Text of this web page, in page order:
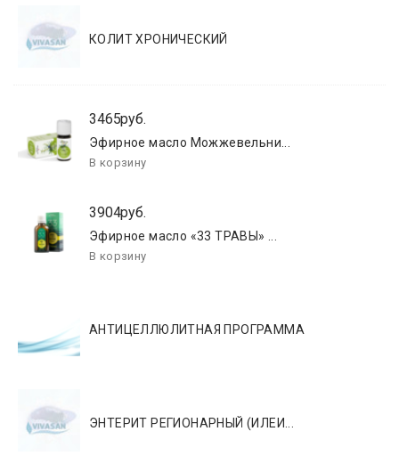
КОЛИТ ХРОНИЧЕСКИЙ
3465руб.
Эфирное масло Можжевельни...
3904руб.
Эфирное масло «33 ТРАВЫ» ...
АНТИЦЕЛЛЮЛИТНАЯ ПРОГРАММА
ЭНТЕРИТ РЕГИОНАРНЫЙ (ИЛЕИ...